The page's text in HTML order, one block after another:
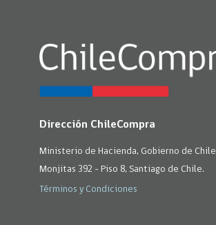
Dirección ChileCompra
Ministerio de Hacienda, Gobierno de Chile
Monjitas 392 - Piso 8, Santiago de Chile.
Términos y Condiciones